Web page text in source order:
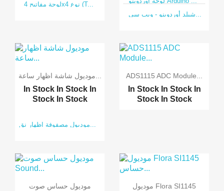
لوحة مفاتيح 4x4 نوع (T...
In Stock In Stock In
Stock In Stock
موديول مصفوفة اظهار نق...
ADS1115 ADC Module...
In Stock In Stock In
Stock In Stock
موديول حساس صوت
موديول Flora SI1145